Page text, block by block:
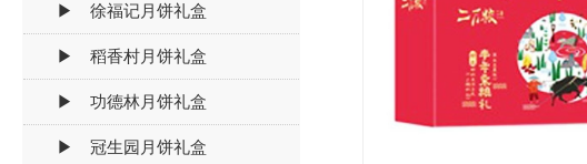
▶ 徐福记月饼礼盒
▶ 稻香村月饼礼盒
▶ 功德林月饼礼盒
▶ 冠生园月饼礼盒